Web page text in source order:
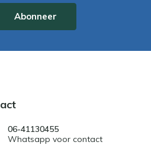
Abonneer
06-41130455
Whatsapp voor contact